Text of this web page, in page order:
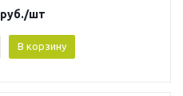
руб./шт
В корзину